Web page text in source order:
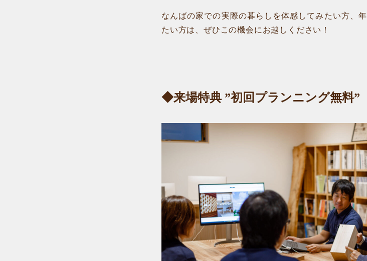
なんばの家での実際の暮らしを体感してみたい方、
たい方は、ぜひこの機会にお越しください！
◆来場特典 ”初回プランニング無料”